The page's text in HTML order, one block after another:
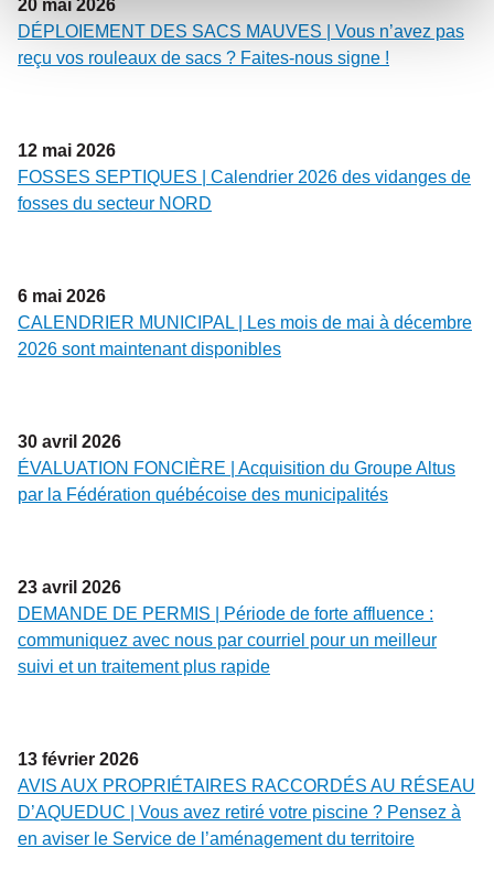
20 mai 2026
DÉPLOIEMENT DES SACS MAUVES | Vous n’avez pas
reçu vos rouleaux de sacs ? Faites-nous signe !
12 mai 2026
FOSSES SEPTIQUES | Calendrier 2026 des vidanges de
fosses du secteur NORD
6 mai 2026
CALENDRIER MUNICIPAL | Les mois de mai à décembre
2026 sont maintenant disponibles
30 avril 2026
ÉVALUATION FONCIÈRE | Acquisition du Groupe Altus
par la Fédération québécoise des municipalités
23 avril 2026
DEMANDE DE PERMIS | Période de forte affluence :
communiquez avec nous par courriel pour un meilleur
suivi et un traitement plus rapide
13 février 2026
AVIS AUX PROPRIÉTAIRES RACCORDÉS AU RÉSEAU
D’AQUEDUC | Vous avez retiré votre piscine ? Pensez à
en aviser le Service de l’aménagement du territoire